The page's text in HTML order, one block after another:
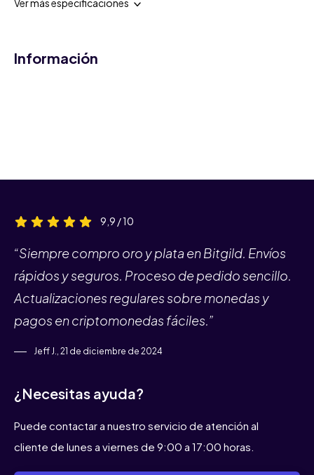
Ver más especificaciones
Información
9,9 / 10
“Siempre compro oro y plata en Bitgild. Envíos
rápidos y seguros. Proceso de pedido sencillo.
Actualizaciones regulares sobre monedas y
pagos en criptomonedas fáciles.”
Jeff J., 21 de diciembre de 2024
¿Necesitas ayuda?
Puede contactar a nuestro servicio de atención al
cliente de lunes a viernes de 9:00 a 17:00 horas.